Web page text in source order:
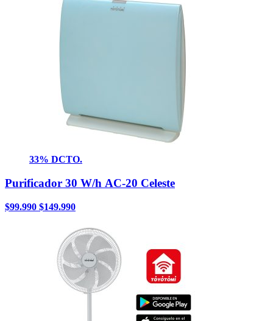
33% DCTO.
Purificador 30 W/h AC-20 Celeste
$99.990 $149.990